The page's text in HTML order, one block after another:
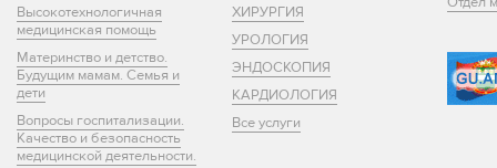
Высокотехнологичная
медицинская помощь
Материнство и детство.
Будущим мамам. Семья и
дети
Вопросы госпитализации.
Качество и безопасность
медицинской деятельности.
ХИРУРГИЯ
УРОЛОГИЯ
ЭНДОСКОПИЯ
КАРДИОЛОГИЯ
Все услуги